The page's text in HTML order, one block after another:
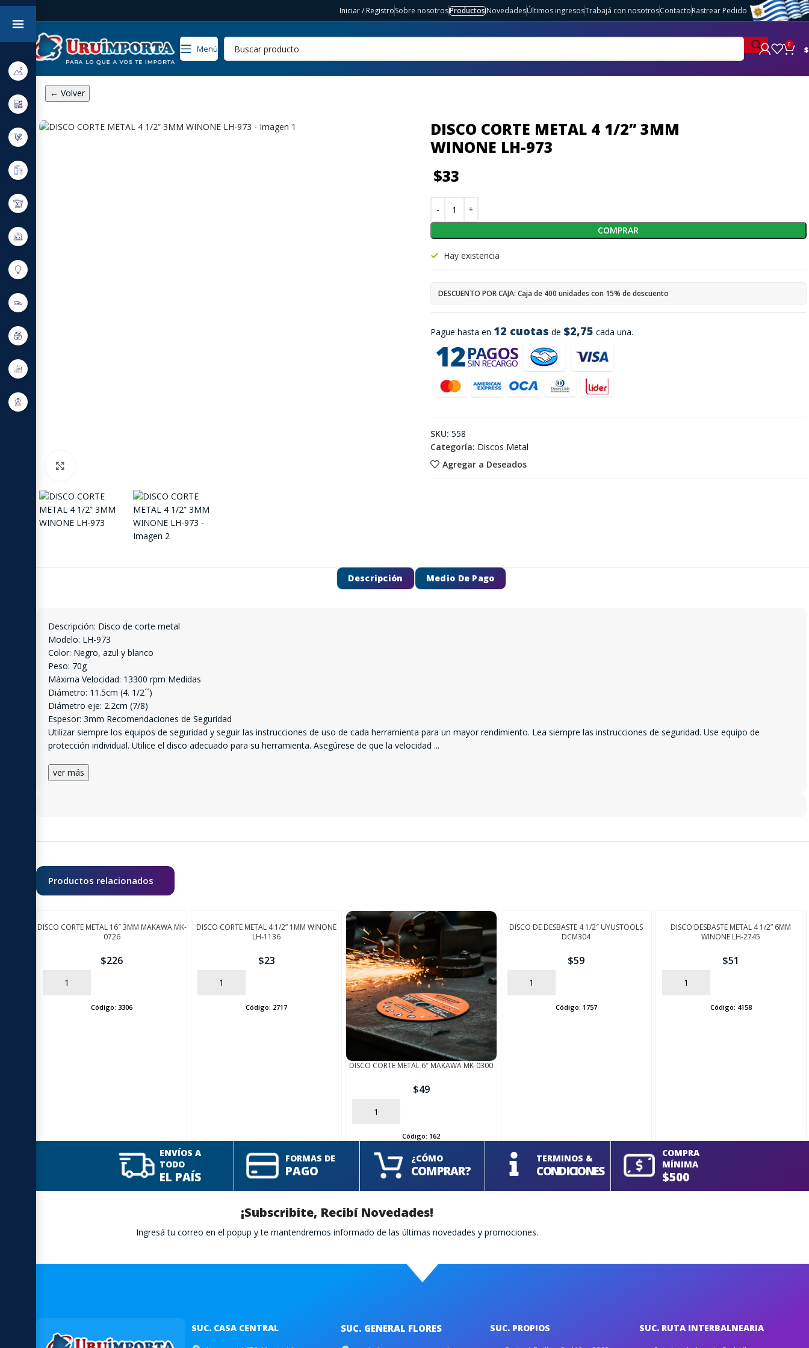
Iniciar / RegistroSobre nosotrosProductosNovedadesÚltimos ingresosTrabajá con nosotrosContactoRastrear Pedido
Menú 0 $
← Volver
DISCO CORTE METAL 4 1/2” 3MM
WINONE LH-973
$33
Pague hasta en 12 cuotas de $2,75 cada una.
Hay existencia
DESCUENTO POR CAJA: Caja de 400 unidades con 15% de descuento
COMPRAR
Agregar a Deseados
SKU: 558
Categoría: Discos Metal
Descripción Medio De Pago
Descripción: Disco de corte metal
Modelo: LH-973
Color: Negro, azul y blanco
Peso: 70g
Máxima Velocidad: 13300 rpm Medidas
Diámetro: 11.5cm (4. 1/2´´)
Diámetro eje: 2.2cm (7/8)
Espesor: 3mm Recomendaciones de Seguridad
Utilizar siempre los equipos de seguridad y seguir las instrucciones de uso de cada herramienta para un mayor rendimiento. Lea siempre las instrucciones de seguridad. Use equipo de
protección individual. Utilice el disco adecuado para su herramienta. Asegúrese de que la velocidad ...
ver más
Productos relacionados
DISCO CORTE METAL 16″ 3MM MAKAWA MK-
0726
$226
AÑADIR
Código:3306
DISCO CORTE METAL 4 1/2” 1MM WINONE
LH-1136
$23
AÑADIR
Código: 2717
DISCO CORTE METAL 6″ MAKAWA MK-0300
$49
AÑADIR
Código:162
DISCO DE DESBASTE 4 1/2″ UYUSTOOLS
DCM304
$59
AÑADIR
Código: 1757
DISCO DESBASTE METAL 4 1/2” 6MM
WINONE LH-2745
$51
AÑADIR
Código: 4158
ENVÍOS A
TODO
EL PAÍS
FORMAS DE
PAGO
¿CÓMO
COMPRAR?
TERMINOS &
CONDICIONES
COMPRA
MÍNIMA
$500
¡Subscribite, Recibí Novedades!
Ingresá tu correo en el popup y te mantendremos informado de las últimas novedades y promociones.
SUC. CASA CENTRAL SUC. GENERAL FLORES SUC. PROPIOS SUC. RUTA INTERBALNEARIA